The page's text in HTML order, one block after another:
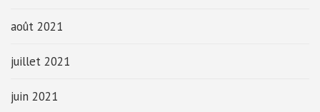
août 2021
juillet 2021
juin 2021